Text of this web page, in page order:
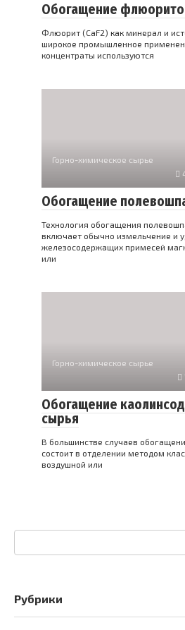
Обогащение
Флюорит (CaF2) как минерал и
широкое промышленное
концентраты используются
Горно-химическое сырье
Обогащение
Технология обогащения
включает обычно измельчение и
железосодержащих примесей
или
Горно-химическое сырье
Обогащение
сырья
В большинстве случаев
состоит в отделении методом
воздушной или
Поиск:
Рубрики